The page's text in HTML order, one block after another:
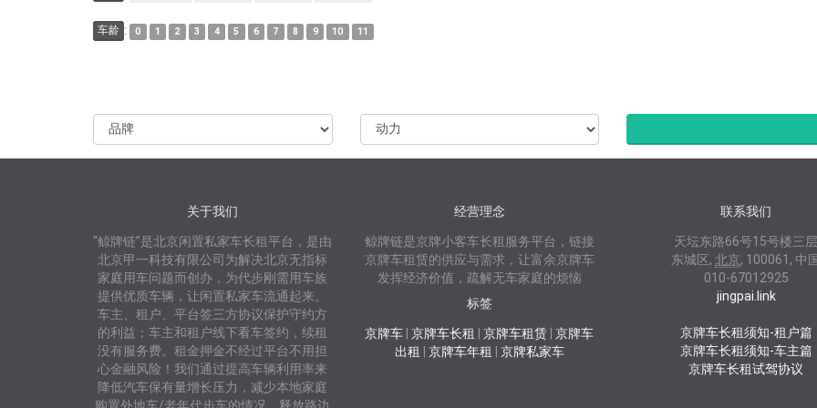
车龄 : 0 1 2 3 4 5 6 7 8 9 10 11
关于我们
“鲸牌链”是北京闲置私家车长租平台，是由
北京甲一科技有限公司为解决北京无指标
家庭用车问题而创办，为代步刚需用车族
提供优质车辆，让闲置私家车流通起来。
车主、租户、平台签三方协议保护守约方
的利益；车主和租户线下看车签约，续租
没有服务费。租金押金不经过平台不用担
心金融风险！我们通过提高车辆利用率来
降低汽车保有量增长压力，减少本地家庭
经营理念
鲸牌链是京牌小客车长租服务平台，链接
京牌车租赁的供应与需求，让富余京牌车
发挥经济价值，疏解无车家庭的烦恼
标签
京牌车 |京牌车长租 |京牌车租赁 |京牌车
出租
京牌车年租 京牌私家车
联系我们
天坛东路66号15号楼三
东城区, 北京, 100061 , 中
010-67012925
jingpai.link
京牌车长租须知-租户篇
京牌车长租须知-车主篇
京牌车长租试驾协议